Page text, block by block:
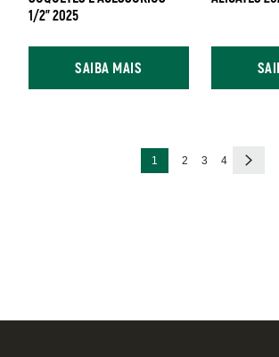
1/2" 2025
SAIBA MAIS
Página
1 Página
2 Página
3 Página
4